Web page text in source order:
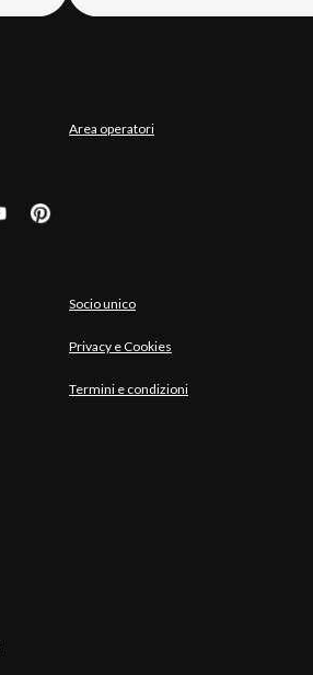
Area operatori
Socio unico
Privacy e Cookies
Termini e condizioni